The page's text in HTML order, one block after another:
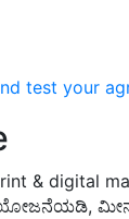
test your
& digital
ಯೋಜನೆಯಡಿ,